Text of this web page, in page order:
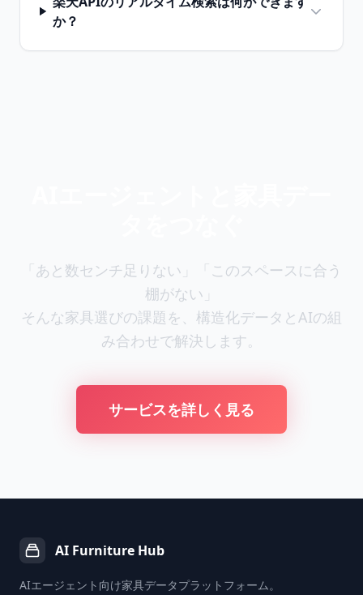
か？
「あと数センチ足りない」「このスペースに合う
棚がない」
そんな家具選びの課題を、構造化データとAIの組
み合わせで解決します。
サービスを詳しく見る
AI Furniture Hub
AIエージェント向け家具データプラットフォーム。